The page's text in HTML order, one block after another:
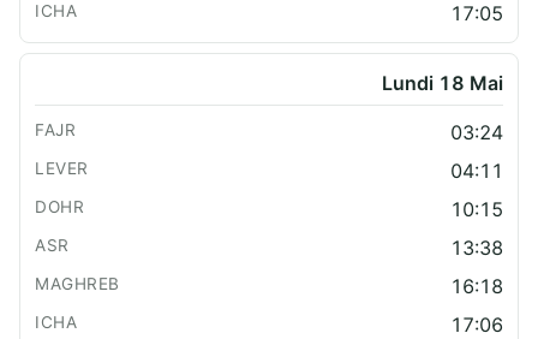
17:05
Lundi 18 Mai
03:24
04:11
10:15
13:38
16:18
17:06